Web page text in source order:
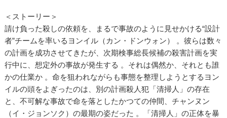
＜ストーリー＞
請け負った殺しの依頼を、まるで事故のように見せかける“設計
者”チームを率いるヨンイル（カン・ドンウォン） 。彼らは数々
の計画を成功させてきたが、次期検事総長候補の殺害計画を実
行中に、想定外の事故が発生する 。それは偶然か、それとも誰
かの仕業か 。命を狙われながらも事態を整理しようとするヨン
イルの頭をよぎったのは、別の計画殺人犯「清掃人」の存在
と、不可解な事故で命を落としたかつての仲間、チャンヌン
（イ・ジョンソク）の最期の姿だった 。「清掃人」の正体を暴